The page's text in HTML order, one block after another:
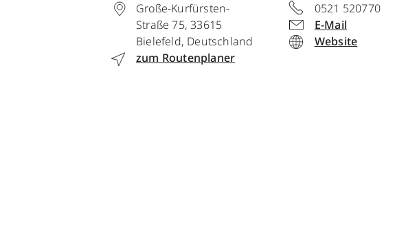
Große-Kurfürsten-
Straße 75,33615
Bielefeld, Deutschland
zum Routenplaner
0521 520770
E-Mail
Website